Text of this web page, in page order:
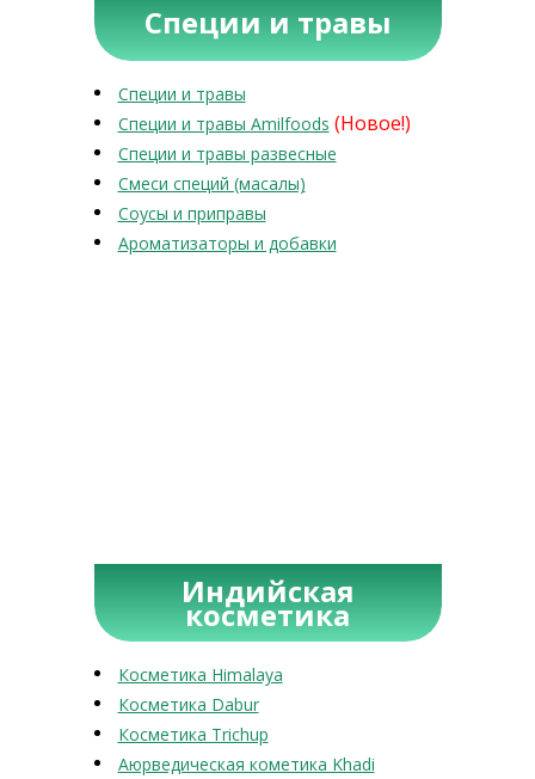
Специи и травы
Специи и травы
Специи и травы Amilfoods (Новое!)
Специи и травы развесные
Смеси специй (масалы)
Соусы и приправы
Ароматизаторы и добавки
Индийская
косметика
Косметика Himalaya
Косметика Dabur
Косметика Trichup
Аюрведическая кометика Khadi